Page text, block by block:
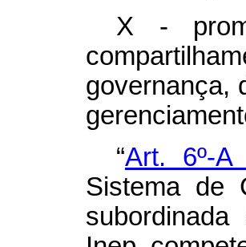
X -
governança,
“Art. 6º-
Sistema de